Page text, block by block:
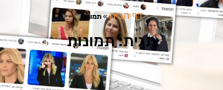
דף הבית»תמונות
תגית: תמונות